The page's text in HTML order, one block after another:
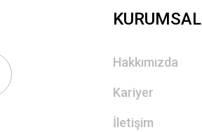
KURUMSAL
Hakkımızda
Kariyer
İletişim